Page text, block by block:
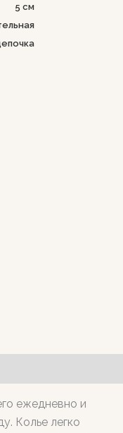
5 см
ежедневно и
Колье легко